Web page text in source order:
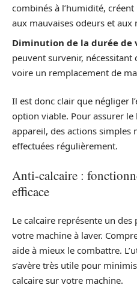
combinés à l’humidité,
aux mauvaises odeurs et aux
Diminution de la durée de
peuvent survenir, nécessitant
voire un remplacement de
Il est donc clair que négliger
option viable. Pour assurer
appareil, des actions simples
effectuées régulièrement.
Anti-calcaire :
efficace
Le calcaire représente un
votre machine à laver.
aide à mieux le combattre.
s’avère très utile pour
calcaire sur votre machine.